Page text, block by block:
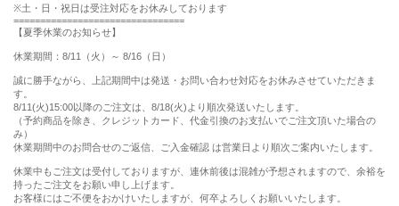
※土・日・祝日は受注対応をお休みしております
================================
【夏季休業のお知らせ】
休業期間：8/11（火）～ 8/16（日）
誠に勝手ながら、上記期間中は発送・お問い合わせ対応をお休みさせていただきま
す。
8/11(火)15:00以降のご注文は、8/18(火)より順次発送いたします。
（予約商品を除き、クレジットカード、代金引換のお支払いでご注文頂いた場合の
み）
休業期間中のお問合せのご返信、ご入金確認 は営業日より順次ご案内いたします。
休業中もご注文は受付しておりますが、連休前後は混雑が予想されますので、余裕を
持ったご注文をお願い申し上げます。
お客様にはご不便をおかけいたしますが、何卒よろしくお願いいたします。